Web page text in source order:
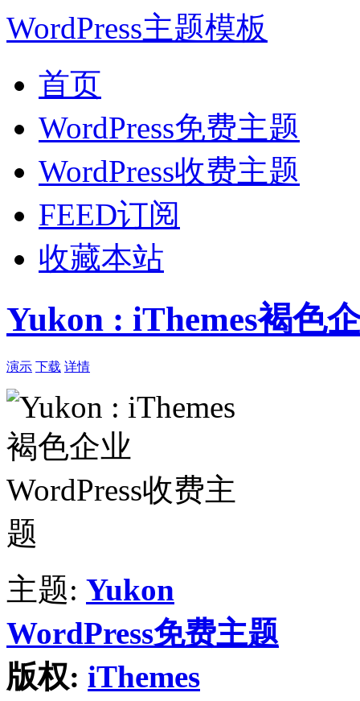
WordPress主题模板
首页
WordPress免费主题
WordPress收费主题
FEED订阅
收藏本站
Yukon : iThemes褐色
演示 下载 详情
主题: Yukon
WordPress免费主题
版权: iThemes